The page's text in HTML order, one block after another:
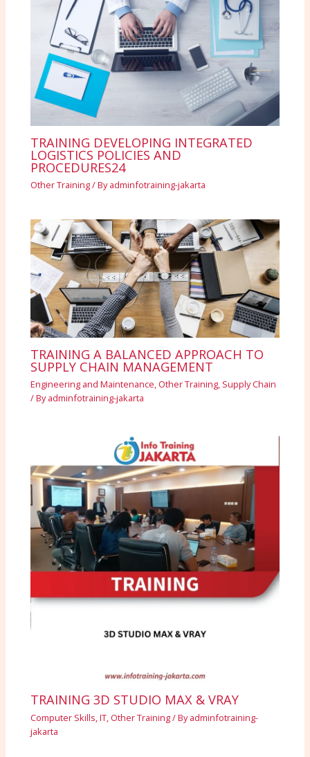
TRAINING DEVELOPING INTEGRATED
LOGISTICS POLICIES AND
PROCEDURES24
Other Training/ Byadminfotraining-jakarta
TRAINING A BALANCED APPROACH TO
SUPPLY CHAIN MANAGEMENT
Engineering and Maintenance, Other Training, Supply Chain
/ Byadminfotraining-jakarta
TRAINING 3D STUDIO MAX & VRAY
Computer Skills,IT, Other Training/ Byadminfotraining-
jakarta